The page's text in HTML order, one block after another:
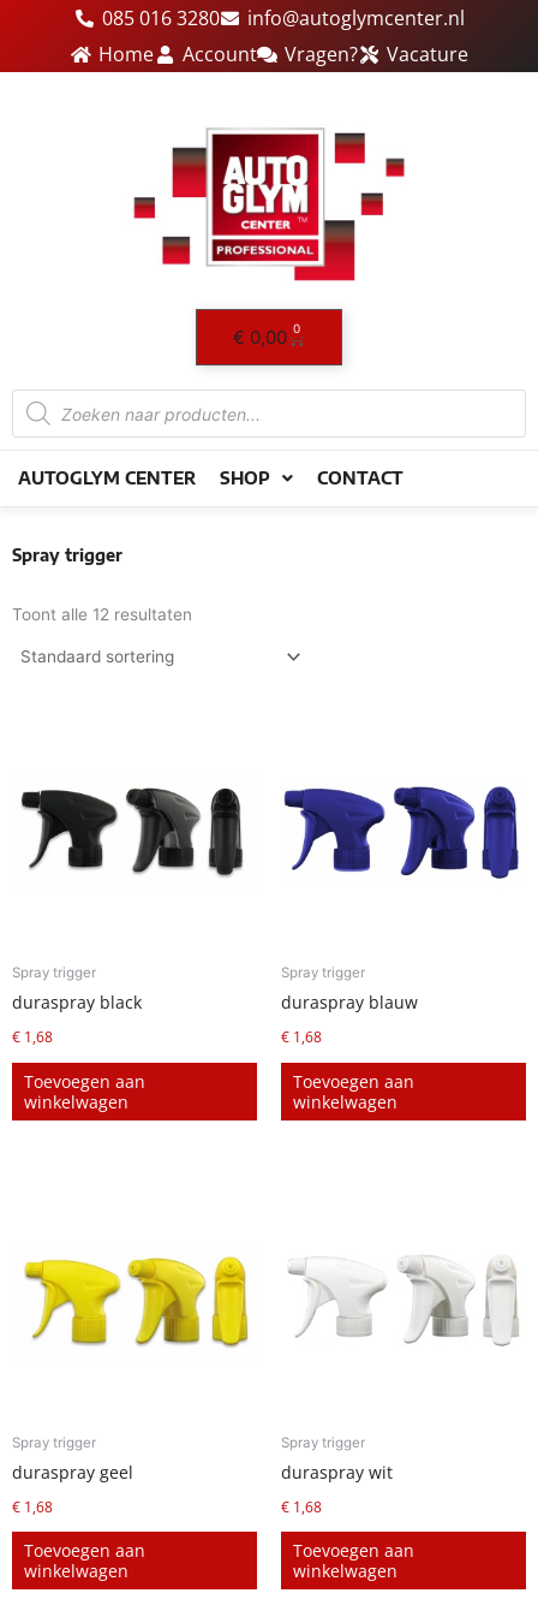
085 016 3280
info@autoglymcenter.nl
Home
Account Vragen? Vacature
€ 0,00 0
Winkelwagen
Producten
zoeken
AUTOGLYM CENTER SHOP CONTACT
Spray trigger
Toont alle 12 resultaten
Spray trigger
duraspray black
€ 1,68
Toevoegen aan
winkelwagen
Spray trigger
duraspray blauw
€ 1,68
Toevoegen aan
winkelwagen
Spray trigger
duraspray geel
€ 1,68
Toevoegen aan
winkelwagen
Spray trigger
duraspray wit
€ 1,68
Toevoegen aan
winkelwagen